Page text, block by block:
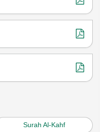
Surah Al-Kahf